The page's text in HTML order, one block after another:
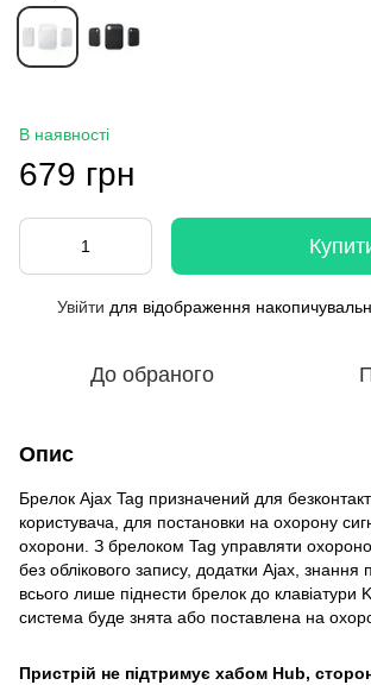
В наявності
679 грн
Увійти для відображення
До обраного
Опис
Брелок Ajax Tag призначений для
користувача, для постановки на охорону
охорони. З брелоком Tag управляти
без облікового запису, додатки Ajax, знання
всього лише піднести брелок до клавіатури
система буде знята або поставлена на
Пристрій не підтримує хабом Hub,